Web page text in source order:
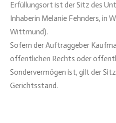
Erfüllungsort ist der Sitz des
Inhaberin Melanie Fehnders, in
Wittmund).
Sofern der Auftraggeber
öffentlichen Rechts oder
Sondervermögen ist, gilt der
Gerichtsstand.